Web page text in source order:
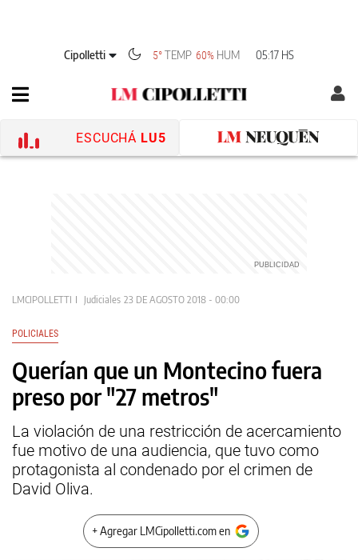
Cipolletti 5°TEMP 60% HUM 05:17 HS
ESCUCHÁ LU5
LMCIPOLLETTI Judiciales 23 DE AGOSTO 2018 - 00:00
POLICIALES
Querían que un Montecino fuera
preso por "27 metros"
La violación de una restricción de acercamiento
fue motivo de una audiencia, que tuvo como
protagonista al condenado por el crimen de
David Oliva.
+ Agregar LMCipolletti.com en